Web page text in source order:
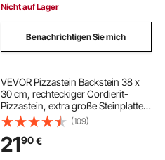
Nicht auf Lager
Benachrichtigen Sie mich
VEVOR Pizzastein Backstein 38 x
30 cm, rechteckiger Cordierit-
Pizzastein, extra große Steinplatte
mit Schaber, 1,5 cm dick,
hitzebeständig, geeignet für
Küchenofen Brotbacken
Pizzabacken Grillen
(109)
2190€